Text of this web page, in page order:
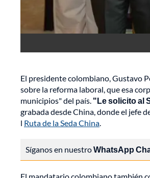
El presidente colombiano, Gustavo
sobre la reforma laboral, que esa
municipios" del país. "Le solicito al
grabada desde China, donde el jefe
l Ruta de la Seda China.
Síganos en nuestroWhatsApp